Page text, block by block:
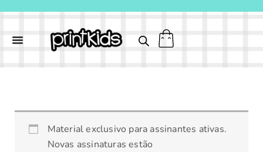
Material exclusivo para assinantes ativas.
Novas assinaturas estão
Sacola